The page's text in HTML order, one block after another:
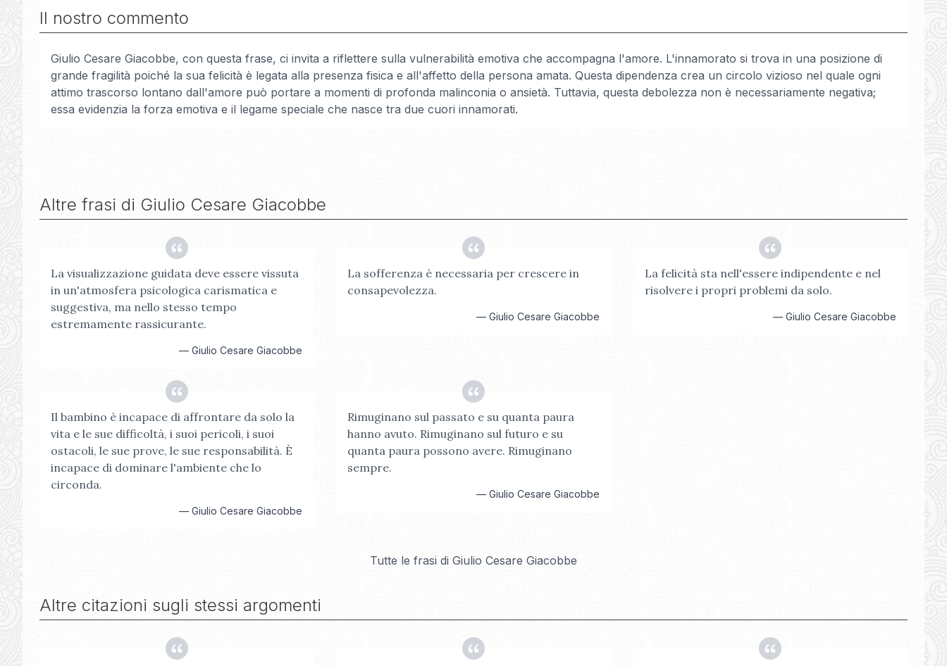
Il nostro commento
Giulio Cesare Giacobbe, con questa frase, ci invita a riflettere sulla vulnerabilità emotiva che accompagna l'amore. L'innamorato si trova in una posizione di
grande fragilità poiché la sua felicità è legata alla presenza fisica e all'affetto della persona amata. Questa dipendenza crea un circolo vizioso nel quale ogni
attimo trascorso lontano dall'amore può portare a momenti di profonda malinconia o ansietà. Tuttavia, questa debolezza non è necessariamente negativa;
essa evidenzia la forza emotiva e il legame speciale che nasce tra due cuori innamorati.
Altre frasi di Giulio Cesare Giacobbe
La visualizzazione guidata deve essere vissuta
in un'atmosfera psicologica carismatica e
suggestiva, ma nello stesso tempo
estremamente rassicurante.
—Giulio Cesare Giacobbe
La sofferenza è necessaria per crescere in
consapevolezza.
— Giulio Cesare Giacobbe
La felicità sta nell'essere indipendente e nel
risolvere i propri problemi da solo.
— Giulio Cesare Giacobbe
Il bambino è incapace di affrontare da solo la
vita e le sue difficoltà, i suoi pericoli, i suoi
ostacoli, le sue prove, le sue responsabilità. È
incapace di dominare l'ambiente che lo
circonda.
—Giulio Cesare Giacobbe
Rimuginano sul passato e su quanta paura
hanno avuto. Rimuginano sul futuro e su
quanta paura possono avere. Rimuginano
sempre.
— Giulio Cesare Giacobbe
Tutte le frasi di Giulio Cesare Giacobbe
Altre citazioni sugli stessi argomenti